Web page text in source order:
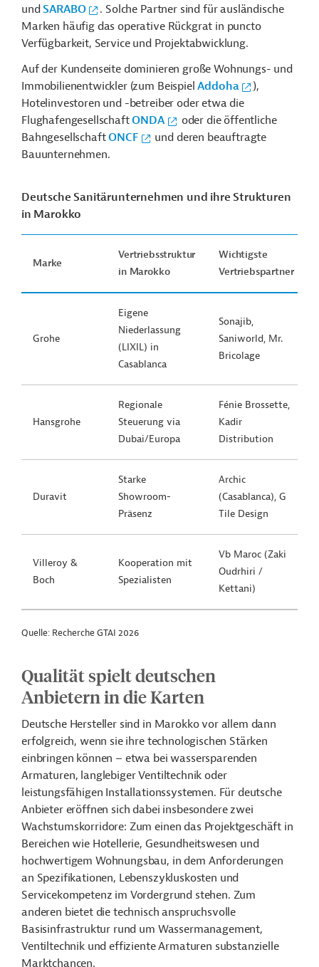
und SARABO
. Solche Partner sind für ausländische
Marken häufig das operative Rückgrat in puncto
Verfügbarkeit, Service und Projektabwicklung.
Auf der Kundenseite dominieren große Wohnungs- und
Immobilienentwickler (zum BeispielAddoha
),
Hotelinvestoren und -betreiber oder etwa die
FlughafengesellschaftONDA
oder die öffentliche
BahngesellschaftONCF
und deren beauftragte
Bauunternehmen.
Deutsche Sanitärunternehmen und ihre Strukturen
in Marokko
Marke
Vertriebsstruktur
in Marokko
Wichtigste
Vertriebspartner
Grohe
Eigene
Niederlassung
(LIXIL) in
Casablanca
Sonajib,
Saniworld, Mr.
Bricolage
Hansgrohe
Regionale
Steuerung via
Dubai/Europa
Fénie Brossette,
Kadir
Distribution
Duravit
Starke
Showroom-
Präsenz
Archic
(Casablanca), G
Tile Design
Villeroy &
Boch
Kooperation mit
Spezialisten
Vb Maroc (Zaki
Oudrhiri /
Kettani)
Quelle: Recherche GTAI 2026
Qualität spielt deutschen
Anbietern in die Karten
Deutsche Hersteller sind in Marokko vor allem dann
erfolgreich, wenn sie ihre technologischen Stärken
einbringen können – etwa bei wassersparenden
Armaturen, langlebiger Ventiltechnik oder
leistungsfähigen Installationssystemen. Für deutsche
Anbieter eröffnen sich dabei insbesondere zwei
Wachstumskorridore: Zum einen das Projektgeschäft in
Bereichen wie Hotellerie, Gesundheitswesen und
hochwertigem Wohnungsbau, in dem Anforderungen
an Spezifikationen, Lebenszykluskosten und
Servicekompetenz im Vordergrund stehen. Zum
anderen bietet die technisch anspruchsvolle
Basisinfrastruktur rund um Wassermanagement,
Ventiltechnik und effiziente Armaturen substanzielle
Marktchancen.